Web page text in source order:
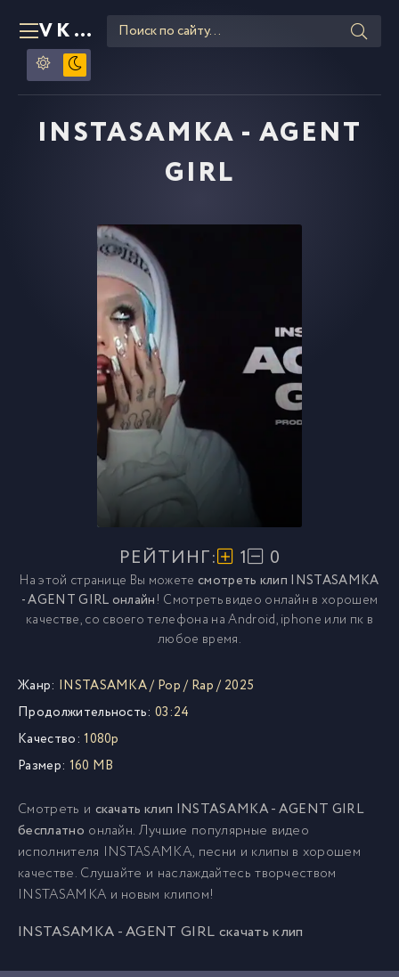
VKLIPE RU
INSTASAMKA - AGENT
GIRL
РЕЙТИНГ: 1 0
На этой странице Вы можете смотреть клип INSTASAMKA
- AGENT GIRL онлайн! Смотреть видео онлайн в хорошем
качестве, со своего телефона на Android, iphone или пк в
любое время.
Жанр: INSTASAMKA/ Pop/ Rap/ 2025
Продолжительность: 03:24
Качество: 1080p
Размер: 160 MB
Смотреть и скачать клип INSTASAMKA - AGENT GIRL
бесплатно онлайн. Лучшие популярные видео
исполнителя INSTASAMKA, песни и клипы в хорошем
качестве. Слушайте и наслаждайтесь творчеством
INSTASAMKA и новым клипом!
INSTASAMKA - AGENT GIRL скачать клип